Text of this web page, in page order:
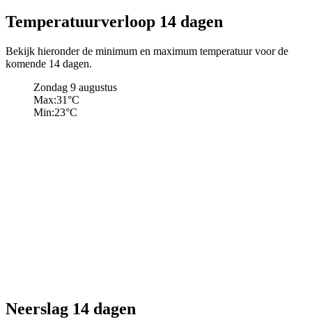
Temperatuurverloop 14 dagen
Bekijk hieronder de minimum en maximum temperatuur voor de
komende 14 dagen.
Zondag 9 augustus
Max:31°C
Min:23°C
Neerslag 14 dagen